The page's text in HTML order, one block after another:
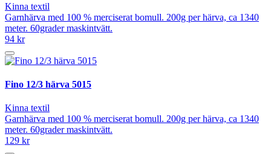
Kinna textil
Garnhärva med 100 % merciserat bomull. 200g per härva, ca 1340
meter. 60grader maskintvätt.
94 kr
Fino 12/3 härva 5015
Kinna textil
Garnhärva med 100 % merciserat bomull. 200g per härva, ca 1340
meter. 60grader maskintvätt.
129 kr